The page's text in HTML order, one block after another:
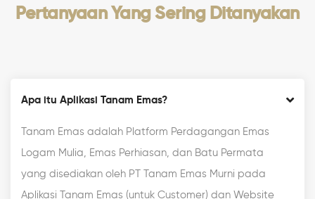
Pertanyaan Yang Sering Ditanyakan
Apa itu Aplikasi Tanam Emas?
Tanam Emas adalah Platform Perdagangan Emas
Logam Mulia, Emas Perhiasan, dan Batu Permata
yang disediakan oleh PT Tanam Emas Murni pada
Aplikasi Tanam Emas (untuk Customer) dan Website